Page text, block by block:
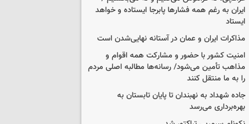
ایران به رغم همه فشارها پابرجا ایستاده و خواهد
ایستاد
مذاکرات ایران و عمان در آستانه نهایی‌شدن است
امنیت کشور با حضور و مشارکت همه اقوام و
مذاهب تأمین می‌شود/ رسانه‌ها مطالبه اصلی مردم
را به ما منتقل کنند
جاده شهداد به نهبندان تا پایان تابستان به
بهره‌برداری می‌رسد